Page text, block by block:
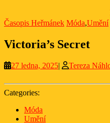
Časopis Heřmánek Móda,Umění
Victoria’s Secret
27 ledna, 202527
2025
| Tereza
Categories:
Móda
Umění